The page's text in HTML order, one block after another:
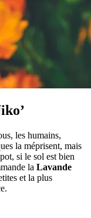
les humains,
la méprisent, mais
si le sol est bien
la Lavande
et la plus